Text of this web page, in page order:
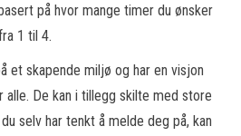
på hvor mange timer du ønsker
1 til 4.
et skapende miljø og har en visjon
De kan i tillegg skilte med store
selv har tenkt å melde deg på, kan